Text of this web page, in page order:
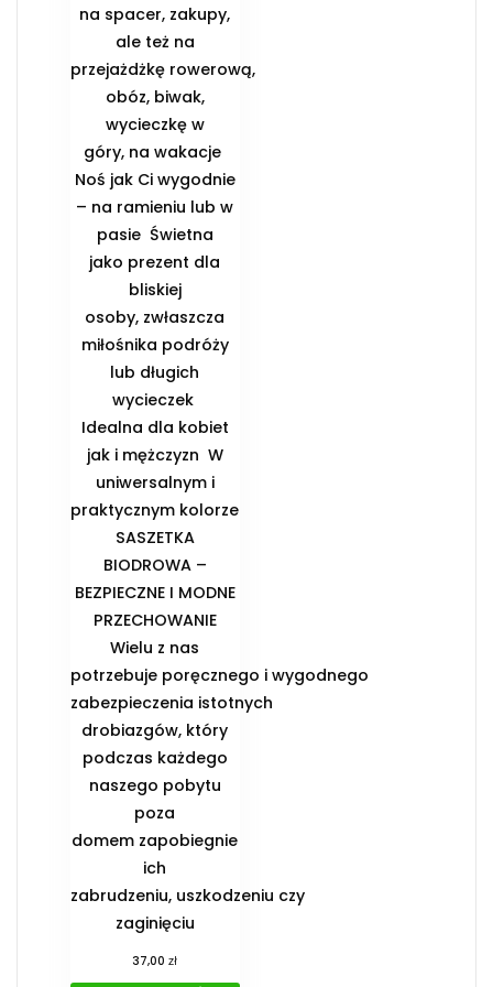
na spacer, zakupy,
ale też na
przejażdżkę rowerową,
obóz, biwak,
wycieczkę w
góry, na wakacje ️
Noś jak Ci wygodnie
– na ramieniu lub w
pasie ️ Świetna
jako prezent dla
bliskiej
osoby, zwłaszcza
miłośnika podróży
lub długich
wycieczek ️
Idealna dla kobiet
jak i mężczyzn ️ W
uniwersalnym i
praktycznym kolorze
️SASZETKA
BIODROWA –
BEZPIECZNE I MODNE
PRZECHOWANIE️
Wielu z nas
potrzebuje poręcznego i wygodnego
zabezpieczenia istotnych
drobiazgów, który
podczas każdego
naszego pobytu
poza
domem zapobiegnie
ich
zabrudzeniu, uszkodzeniu czy
zaginięciu
37,00zł